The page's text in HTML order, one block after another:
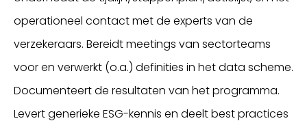
operationeel contact met de experts van de
verzekeraars. Bereidt meetings van sectorteams
voor en verwerkt (o.a.) definities in het data scheme.
Documenteert de resultaten van het programma.
Levert generieke ESG-kennis en deelt best practices